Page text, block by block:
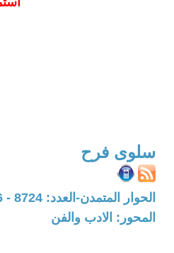
سلوى فرح
الحوار المتمدن-العدد: 8724 - 2026 / 6 / 2 - 10:48
المحور: الادب والفن